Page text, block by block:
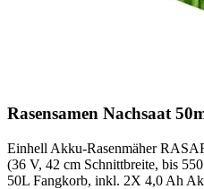
Rasensamen Nachsaat
Einhell Akku-Rasenmäher
(36 V, 42 cm Schnittbreite, bis
50L Fangkorb, inkl. 2X 4,0 Ah